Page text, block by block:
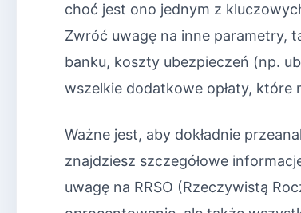
choć jest ono jednym z
Zwróć uwagę na inne parametry,
banku, koszty ubezpieczeń (np.
wszelkie dodatkowe opłaty,
Ważne jest, aby dokładnie
znajdziesz szczegółowe
uwagę na RRSO (Rzeczywistą